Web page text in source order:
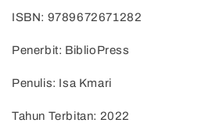
ISBN: 9789672671282
Penerbit: BiblioPress
Penulis: Isa Kmari
Tahun Terbitan: 2022